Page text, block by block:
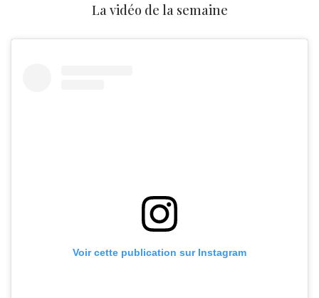
La vidéo de la semaine
Voir cette publication sur Instagram